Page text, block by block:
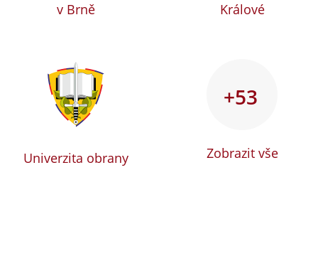
v Brně
Králové
Univerzita obrany
+53
Zobrazit vše